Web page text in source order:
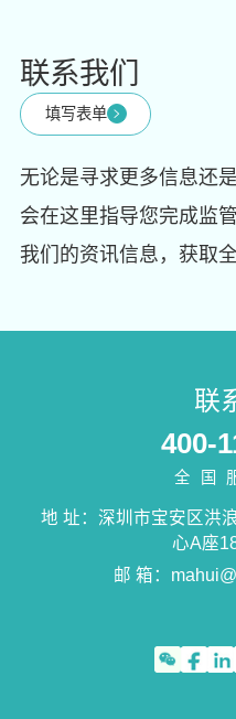
联系我们
填写表单
无论是寻求更多信息还
会在这里指导您完成监
我们的资讯信息，获取
联
400-
全国
地 址：深圳市宝安区洪
心A座
邮 箱：